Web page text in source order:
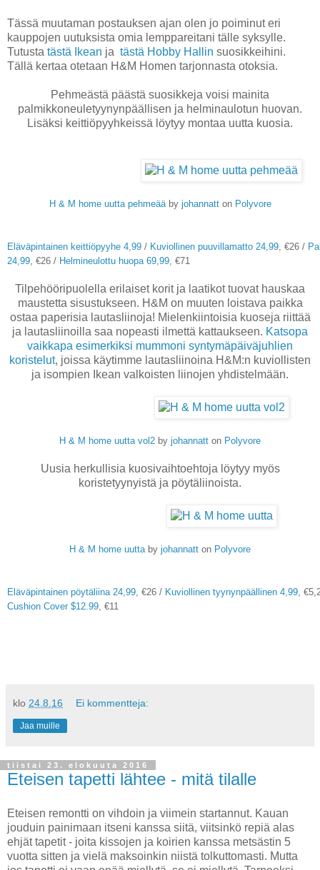
Tässä muutaman postauksen ajan olen jo poiminut eri
kauppojen uutuksista omia lemppareitani tälle syksylle.
Tutusta tästä Ikean ja tästä Hobby Hallin suosikkeihini.
Tällä kertaa otetaan H&M Homen tarjonnasta otoksia.
Pehmeästä päästä suosikkeja voisi mainita
palmikkoneuletyynynpäällisen ja helminaulotun huovan.
Lisäksi keittiöpyyhkeissä löytyy montaa uutta kuosia.
H & M home uutta pehmeääby johannatton Polyvore
Eläväpintainen keittiöpyyhe 4,99 / Kuviollinen puuvillamatto 24,99, €26 /
24,99, €26 / Helmineulottu huopa 69,99, €71
Tilpehööripuolella erilaiset korit ja laatikot tuovat hauskaa
maustetta sisustukseen. H&M on muuten loistava paikka
ostaa paperisia lautasliinoja! Mielenkiintoisia kuoseja riittää
ja lautasliinoilla saa nopeasti ilmettä kattaukseen. Katsopa
vaikkapa esimerkiksi mummoni syntymäpäiväjuhlien
koristelut, joissa käytimme lautasliinoina H&M:n kuviollisten
ja isompien Ikean valkoisten liinojen yhdistelmään.
H & M home uutta vol2 by johannatt on Polyvore
Uusia herkullisia kuosivaihtoehtoja löytyy myös
koristetyynyistä ja pöytäliinoista.
H & M home uuttaby johannatt on Polyvore
Eläväpintainen pöytäliina 24,99, €26 / Kuviollinen tyynynpäällinen 4,99,
Cushion Cover $12.99, €11
klo 24.8.16 Ei kommentteja:
Jaa muille
tiistai 23. elokuuta 2016
Eteisen tapetti lähtee - mitä tilalle
Eteisen remontti on vihdoin ja viimein startannut. Kauan
jouduin painimaan itseni kanssa siitä, viitsinkö repiä alas
ehjät tapetit - joita kissojen ja koirien kanssa metsästin 5
vuotta sitten ja vielä maksoinkin niistä tolkuttomasti. Mutta